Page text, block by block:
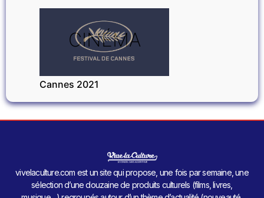
CINÉMA
Cannes 2021
vivelaculture.com est un site qui propose, une fois par semaine, une
sélection d’une douzaine de produits culturels (films, livres,